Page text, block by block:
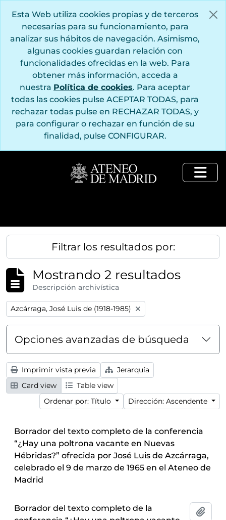
Esta Web utiliza cookies propias y de terceros
necesarias para su funcionamiento, para
analizar sus hábitos de navegación. Asimismo,
algunas cookies guardan relación con
funcionalidades ofrecidas en la web. Para
obtener más información, acceda a
nuestra Política de cookies. Para aceptar
todas las cookies pulse ACEPTAR TODAS, para
rechazar todas pulse en RECHAZAR TODAS, y
para configurar o rechazar en función de su
finalidad, pulse CONFIGURAR.
Filtrar los resultados por:
Mostrando 2 resultados
Descripción archivística
Remove filter:
Azcárraga, José Luis de (1918-1985)
Opciones avanzadas de búsqueda
Imprimir vista previa
Jerarquía
Card view
Table view
Ordenar por: Título
Dirección: Ascendente
Borrador del texto completo de la conferencia
“¿Hay una poltrona vacante en Nuevas
Hébridas?” ofrecida por José Luis de Azcárraga,
celebrado el 9 de marzo de 1965 en el Ateneo de
Madrid
Borrador del texto completo de la